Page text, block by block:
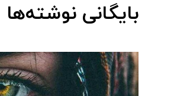
بایگانی نوشته‌ها